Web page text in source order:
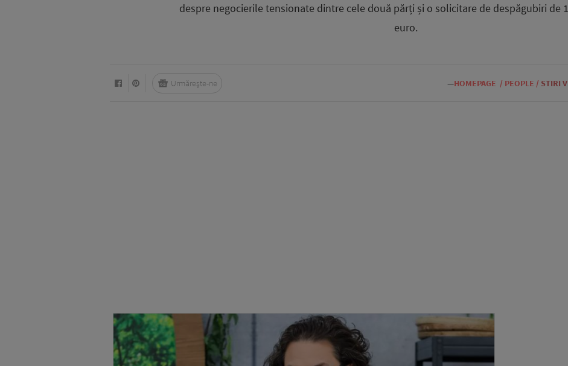
despre negocierile tensionate dintre cele două părți și o solicitare de despăgubiri de
euro.
—HOMEPAGE / PEOPLE / STIRI
Urmărește-ne